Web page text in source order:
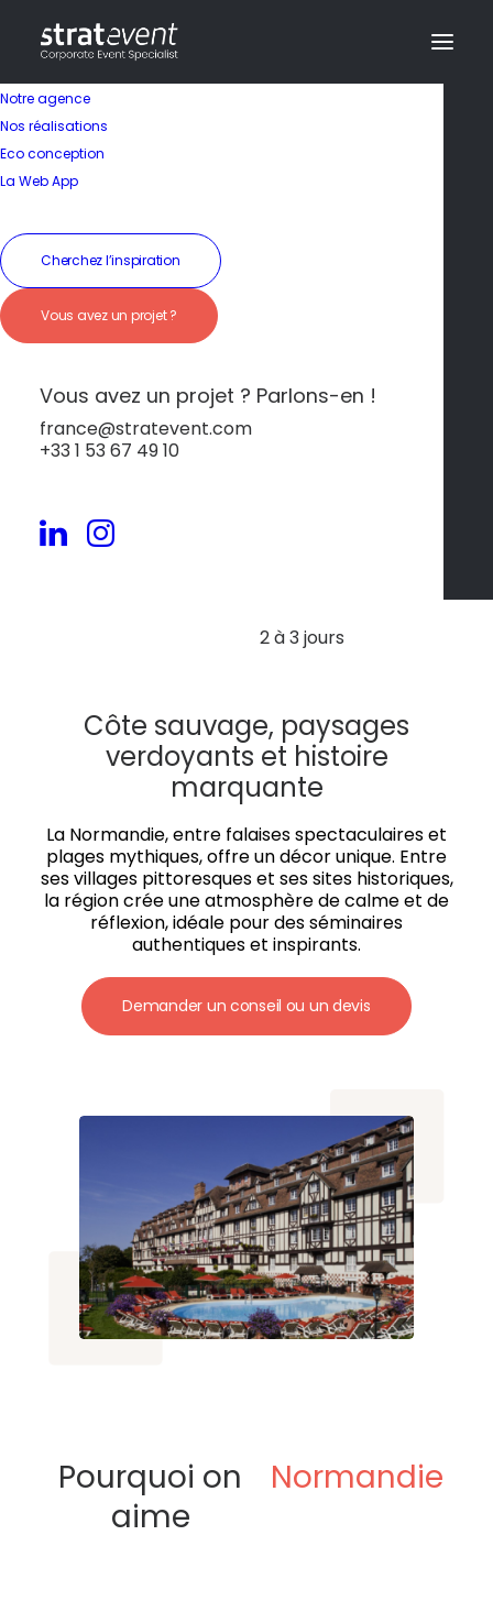
Notre agence
Nos réalisations
Eco conception
La Web App
Cherchez l’inspiration
Vous avez un projet ?
Vous avez un projet ? Parlons-en !
france@stratevent.com
+33 1 53 67 49 10
Séminaire en France
la Normandie –
Plages, patrimoine et
authenticité
Normandie
2 à 3 jours
Côte sauvage, paysages
verdoyants et histoire
marquante
La Normandie, entre falaises spectaculaires et
plages mythiques, offre un décor unique. Entre
ses villages pittoresques et ses sites historiques,
la région crée une atmosphère de calme et de
réflexion, idéale pour des séminaires
authentiques et inspirants.
Demander un conseil ou un devis
Pourquoi on
aime
Normandie